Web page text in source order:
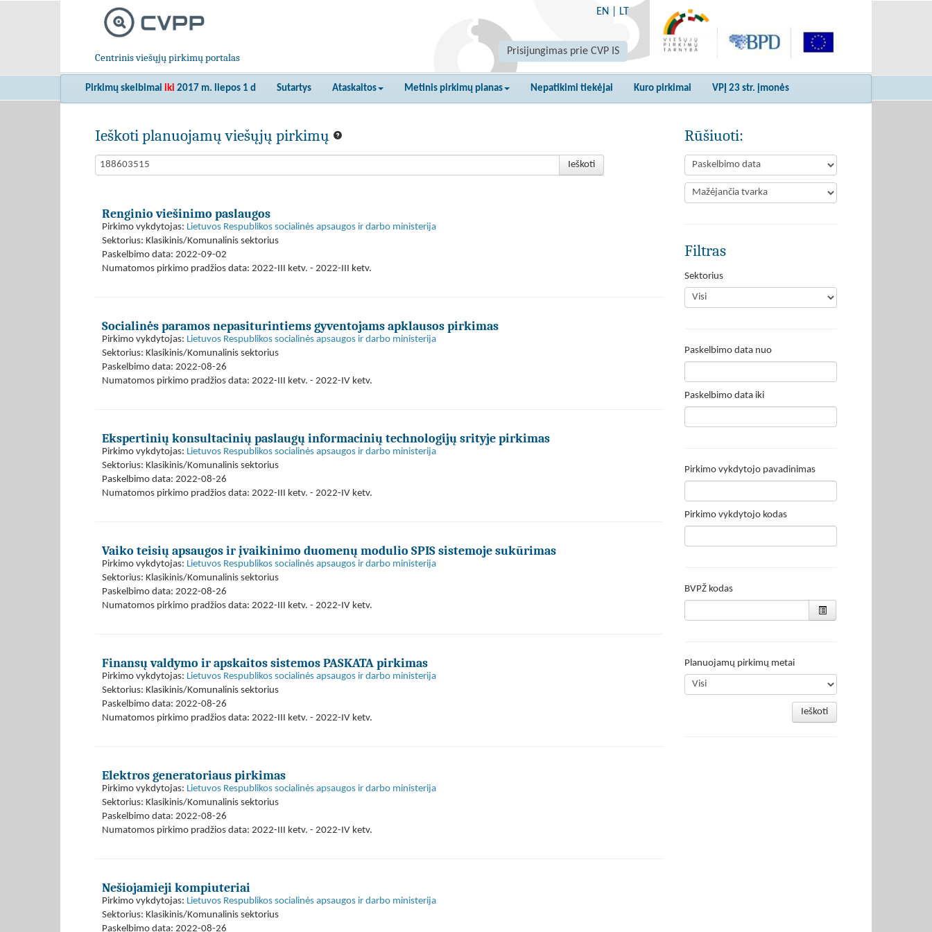
Centrinis viešųjų pirkimų portalas
EN LT
Prisijungimas prie CVP IS
Pirkimų skelbimai iki 2017 m. liepos 1 d Sutartys Ataskaitos Metinis pirkimų planas Nepatikimi tiekėjai Kuro pirkimai VPĮ 23 str. įmonės
Ieškoti planuojamų viešųjų pirkimų
Ieškoti
Renginio viešinimo paslaugos
Pirkimo vykdytojas: Lietuvos Respublikos socialinės apsaugos ir darbo ministerija
Sektorius: Klasikinis/Komunalinis sektorius
Paskelbimo data: 2022-09-02
Numatomos pirkimo pradžios data: 2022-III ketv. - 2022-III ketv.
Socialinės paramos nepasiturintiems gyventojams apklausos pirkimas
Pirkimo vykdytojas: Lietuvos Respublikos socialinės apsaugos ir darbo ministerija
Sektorius: Klasikinis/Komunalinis sektorius
Paskelbimo data: 2022-08-26
Numatomos pirkimo pradžios data: 2022-III ketv. - 2022-IV ketv.
Ekspertinių konsultacinių paslaugų informacinių technologijų srityje pirkimas
Pirkimo vykdytojas: Lietuvos Respublikos socialinės apsaugos ir darbo ministerija
Sektorius: Klasikinis/Komunalinis sektorius
Paskelbimo data: 2022-08-26
Numatomos pirkimo pradžios data: 2022-III ketv. - 2022-IV ketv.
Vaiko teisių apsaugos ir įvaikinimo duomenų modulio SPIS sistemoje sukūrimas
Pirkimo vykdytojas: Lietuvos Respublikos socialinės apsaugos ir darbo ministerija
Sektorius: Klasikinis/Komunalinis sektorius
Paskelbimo data: 2022-08-26
Numatomos pirkimo pradžios data: 2022-III ketv. - 2022-IV ketv.
Finansų valdymo ir apskaitos sistemos PASKATA pirkimas
Pirkimo vykdytojas: Lietuvos Respublikos socialinės apsaugos ir darbo ministerija
Sektorius: Klasikinis/Komunalinis sektorius
Paskelbimo data: 2022-08-26
Numatomos pirkimo pradžios data: 2022-III ketv. - 2022-IV ketv.
Elektros generatoriaus pirkimas
Pirkimo vykdytojas: Lietuvos Respublikos socialinės apsaugos ir darbo ministerija
Sektorius: Klasikinis/Komunalinis sektorius
Paskelbimo data: 2022-08-26
Numatomos pirkimo pradžios data: 2022-III ketv. - 2022-IV ketv.
Nešiojamieji kompiuteriai
Pirkimo vykdytojas: Lietuvos Respublikos socialinės apsaugos ir darbo ministerija
Sektorius: Klasikinis/Komunalinis sektorius
Paskelbimo data: 2022-08-26
Rūšiuoti:
Filtras
Sektorius
Paskelbimo data nuo
Paskelbimo data iki
Pirkimo vykdytojo pavadinimas
Pirkimo vykdytojo kodas
BVPŽ kodas
Planuojamų pirkimų metai
Ieškoti